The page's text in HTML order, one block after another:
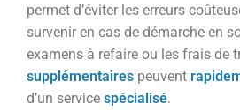
permet d’éviter les erreurs
survenir en cas de démarche en
examens à refaire ou les frais de
supplémentaires peuvent
d’un service spécialisé.